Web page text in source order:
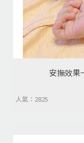
安撫效果
人氣：2825